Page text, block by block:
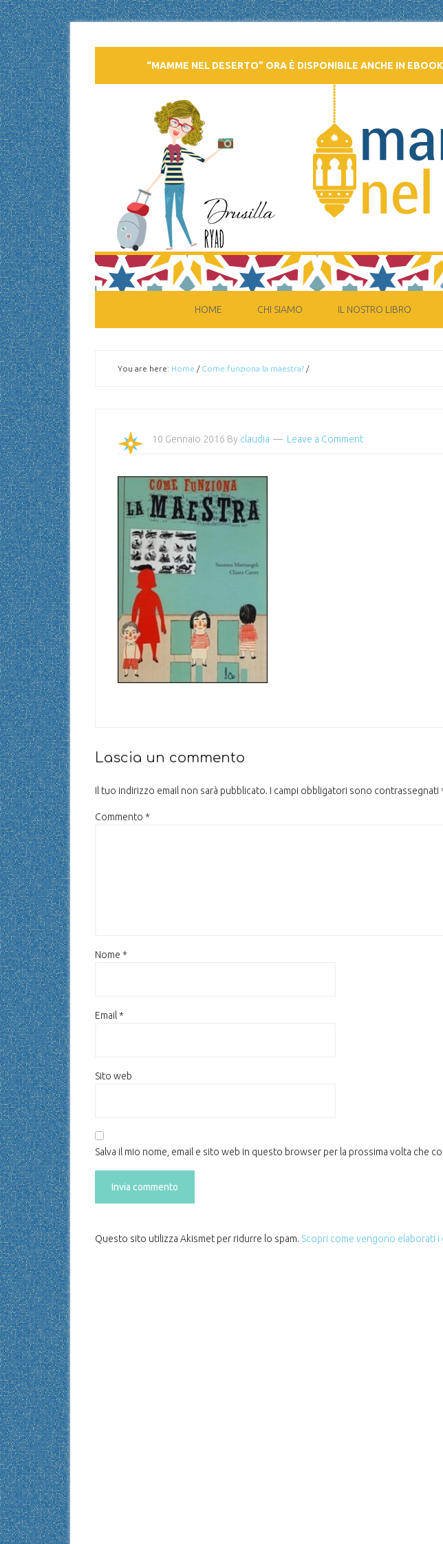
“MAMME NEL DESERTO” ORA È DISPONIBILE ANCHE IN EBOOK
HOME CHI SIAMO IL NOSTRO LIBRO
You are here: Home / Come funziona la maestra? /
10 Gennaio 2016 By claudia Leave a Comment
Lascia un commento
Il tuo indirizzo email non sarà pubblicato. I campi obbligatori sono contrassegnati
Commento *
Nome *
Email *
Sito web
Salva il mio nome, email e sito web in questo browser per la prossima volta che
Questo sito utilizza Akismet per ridurre lo spam. Scopri come vengono elaborati i